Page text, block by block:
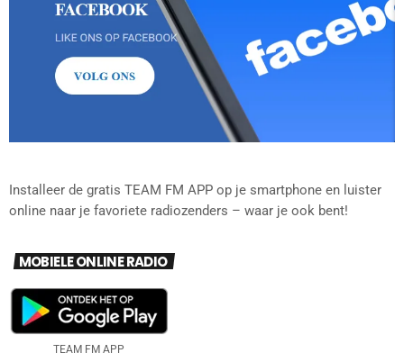
Installeer de gratis TEAM FM APP op je smartphone en luister
online naar je favoriete radiozenders – waar je ook bent!
MOBIELE ONLINE RADIO
TEAM FM APP